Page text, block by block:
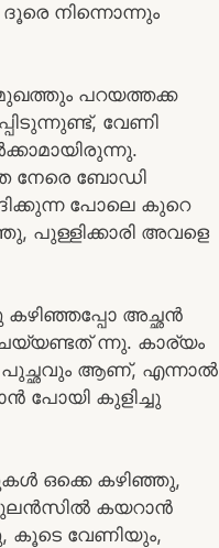
നിന്നൊന്നും
പറയത്തക്ക
വേണി
നേരെ ബോഡി
പോലെ കുറെ
പുള്ളിക്കാരി അവളെ
കഴിഞ്ഞപ്പോ അച്ഛൻ
ന്നു. കാര്യം
പുച്ഛവും ആണ്, എന്നാൽ
പോയി കുളിച്ചു
ഒക്കെ കഴിഞ്ഞു,
കയറാൻ
കൂടെ വേണിയും,